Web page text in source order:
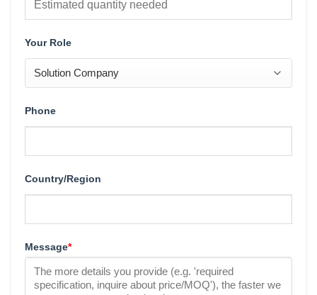
Your Role
Phone
Country/Region
Message*